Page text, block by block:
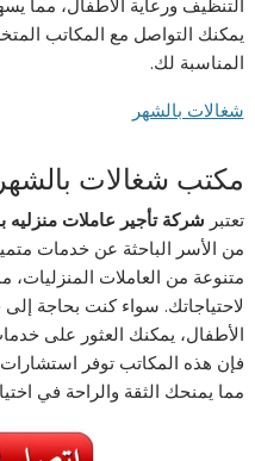
التنظيف ورعاية الأطفال، مما
يمكنك التواصل مع المكاتب
المناسبة لك.
شغالات بالشهر
مكتب شغالات
تعتبر شركة تأجير عاملات منزليه
من الأسر الباحثة عن خدمات
متنوعة من العاملات المنزليات،
لاحتياجاتك. سواء كنت بحاجة
الأطفال، يمكنك العثور على
فإن هذه المكاتب توفر
مما يمنحك الثقة والراحة في